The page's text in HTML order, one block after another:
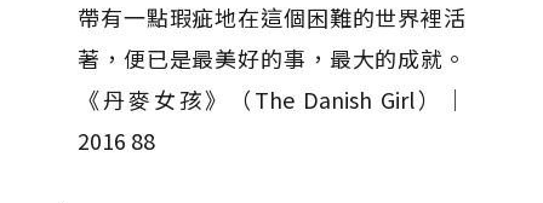
帶有一點瑕疵地在這個困難的世界裡活
著，便已是最美好的事，最大的成就。
《丹麥女孩》（The Danish Girl）｜
2016 88